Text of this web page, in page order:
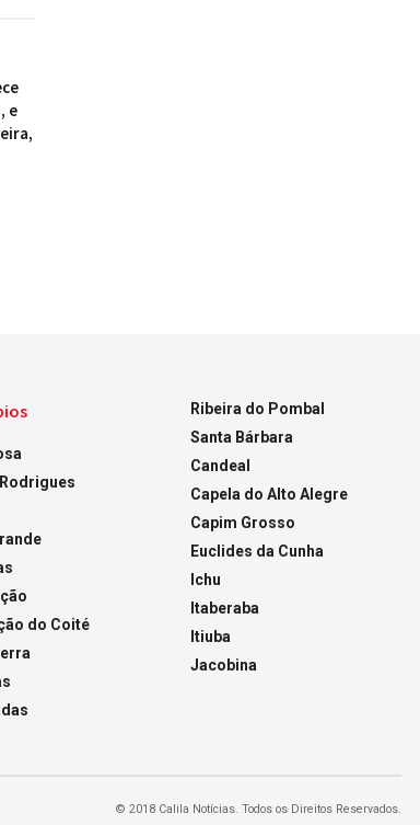
e
do Coité
Ribeira do Pombal
Santa Bárbara
Candeal
Capela do Alto Alegre
Capim Grosso
Euclides da Cunha
Ichu
Itaberaba
Itiuba
Jacobina
© 2018 Calila Notícias. Todos os Direitos Reservados.